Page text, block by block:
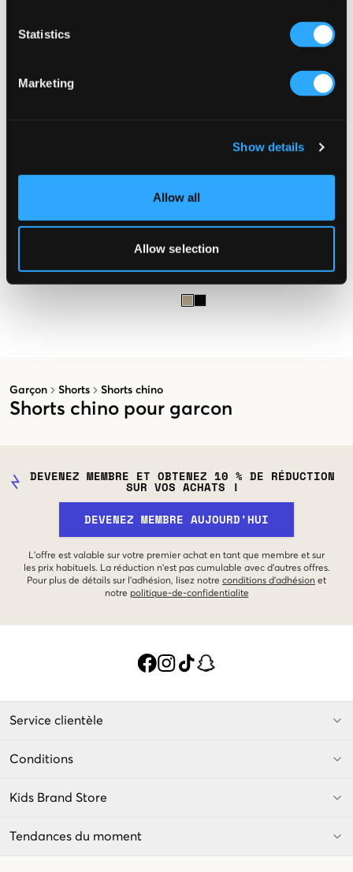
Statistics
Marketing
Show details
Allow all
Allow selection
Garçon Shorts Shorts chino
Shorts chino pour garcon
29,50 €
OSJCAM STAGE CARGO SHORTS
DEVENEZ MEMBRE ET OBTENEZ 10 % DE RÉDUCTION
SUR VOS ACHATS !
DEVENEZ MEMBRE AUJOURD'HUI
L'offre est valable sur votre premier achat en tant que membre et sur
les prix habituels. La réduction n'est pas cumulable avec d'autres offres.
Pour plus de détails sur l'adhésion, lisez notre conditions d'adhésion et
notre politique-de-confidentialite
Service clientèle
Conditions
Kids Brand Store
Tendances du moment